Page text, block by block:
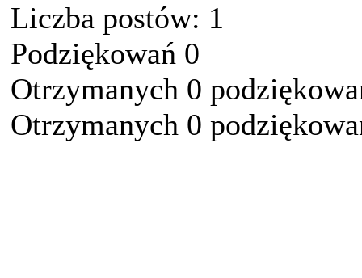
Liczba postów: 1
Podziękowań 0
Otrzymanych 0
Otrzymanych 0